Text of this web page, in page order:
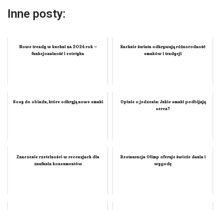
Inne posty:
Nowe trendy w kuchni na 2024 rok –
funkcjonalność i estetyka
Kuchnie świata odkrywają różnorodność
smaków i tradycji
Sosy do obiadu, które odkryją nowe smaki
Opinie o jedzeniu: Jakie smaki podbijają
serca?
Znaczenie rzetelności w recenzjach dla
zaufania konsumentów
Restauracja Olimp oferuje świeże dania i
wygodę